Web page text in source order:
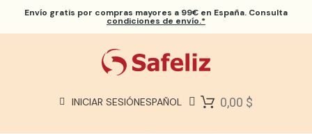
Envío gratis por compras mayores a 99€ en España. Consulta
condiciones de envío.*
INICIAR SESIÓNESPAÑOL 0,00 $